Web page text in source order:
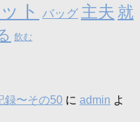
ト バッグ 主夫 就
飲む
録〜その50 に admin よ